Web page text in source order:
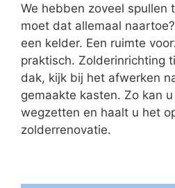
We hebben zoveel spullen
moet dat allemaal
een kelder. Een ruimte
praktisch. Zolderinrichting
dak, kijk bij het afwerken
gemaakte kasten. Zo kan
wegzetten en haalt u het
zolderrenovatie.